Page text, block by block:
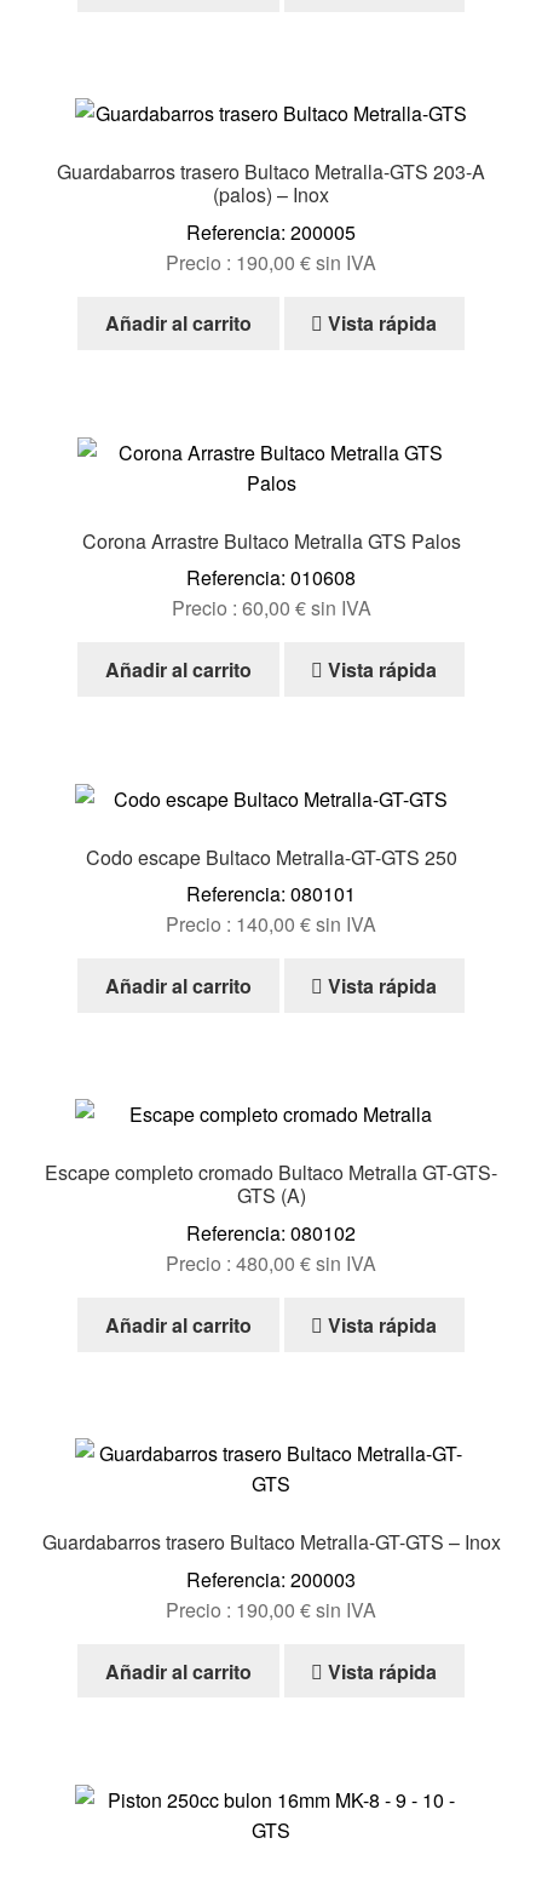
Guardabarros trasero Bultaco Metralla-GTS 203-A
(palos) – Inox
Referencia: 200005
Precio : 190,00 €sin IVA
Añadir al carrito Vista rápida
Corona Arrastre Bultaco Metralla GTS Palos
Referencia: 010608
Precio : 60,00 €sin IVA
Añadir al carrito Vista rápida
Codo escape Bultaco Metralla-GT-GTS 250
Referencia: 080101
Precio : 140,00 €sin IVA
Añadir al carrito Vista rápida
Escape completo cromado Bultaco Metralla GT-GTS-
GTS (A)
Referencia: 080102
Precio : 480,00 €sin IVA
Añadir al carrito Vista rápida
Guardabarros trasero Bultaco Metralla-GT-GTS – Inox
Referencia: 200003
Precio : 190,00 €sin IVA
Añadir al carrito Vista rápida